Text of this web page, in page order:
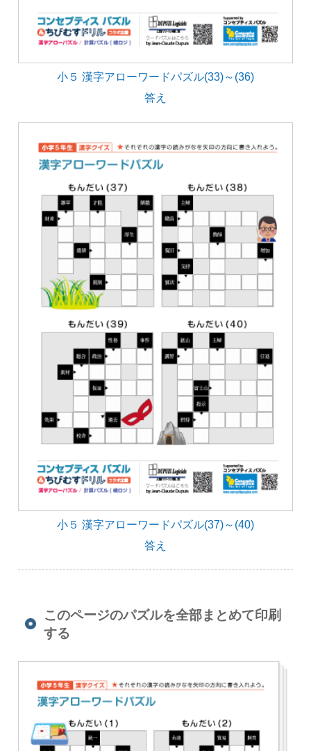
小５ 漢字アローワードパズル(33)～(36)
答え
小５ 漢字アローワードパズル(37)～(40)
答え
このページのパズルを全部まとめて印刷
する